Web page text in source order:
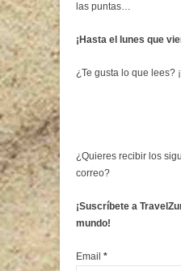
las puntas…
¡Hasta el lunes que
¿Te gusta lo que lees?
¿Quieres recibir los
correo?
¡Suscríbete a
mundo!
Email *